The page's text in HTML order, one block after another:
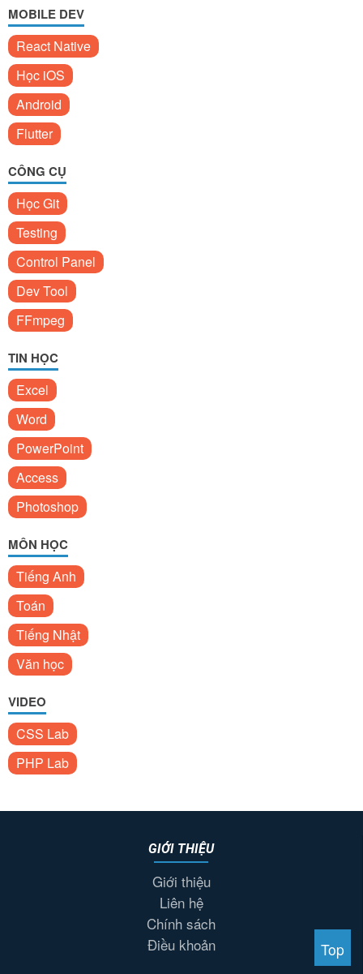
MOBILE DEV
React Native
Học iOS
Android
Flutter
CÔNG CỤ
Học Git
Testing
Control Panel
Dev Tool
FFmpeg
TIN HỌC
Excel
Word
PowerPoint
Access
Photoshop
MÔN HỌC
Tiếng Anh
Toán
Tiếng Nhật
Văn học
VIDEO
CSS Lab
PHP Lab
GIỚI THIỆU
Giới thiệu
Liên hệ
Chính sách
Điều khoản
Top